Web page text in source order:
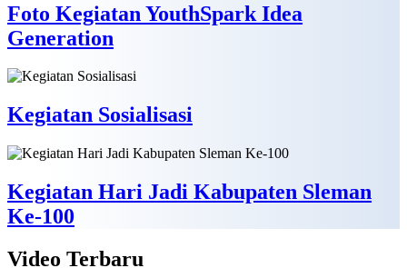
Foto Kegiatan YouthSpark Idea
Generation
Kegiatan Sosialisasi
Kegiatan Hari Jadi Kabupaten Sleman
Ke-100
Video Terbaru